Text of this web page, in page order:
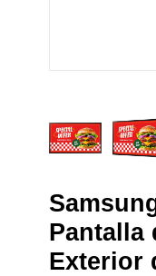
Pantalla
Exterior